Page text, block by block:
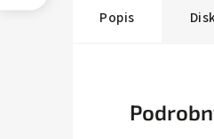
Popis